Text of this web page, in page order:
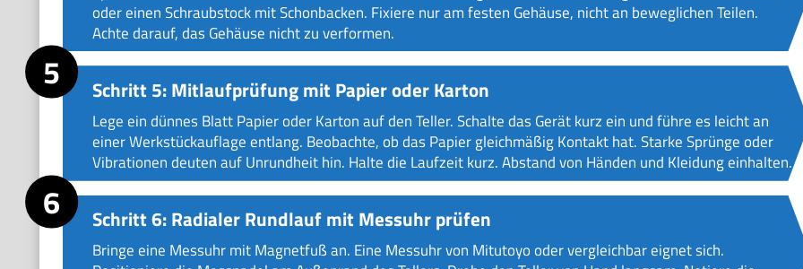
oder einen Schraubstock mit Schonbacken. Fixiere nur am festen Gehäuse, nicht an beweglichen Teilen.
Achte darauf, das Gehäuse nicht zu verformen.
Schritt 5: Mitlaufprüfung mit Papier oder Karton
Lege ein dünnes Blatt Papier oder Karton auf den Teller. Schalte das Gerät kurz ein und führe es leicht an
einer Werkstückauflage entlang. Beobachte, ob das Papier gleichmäßig Kontakt hat. Starke Sprünge oder
Vibrationen deuten auf Unrundheit hin. Halte die Laufzeit kurz. Abstand von Händen und Kleidung einhalten.
Schritt 6: Radialer Rundlauf mit Messuhr prüfen
Bringe eine Messuhr mit Magnetfuß an. Eine Messuhr von Mitutoyo oder vergleichbar eignet sich.